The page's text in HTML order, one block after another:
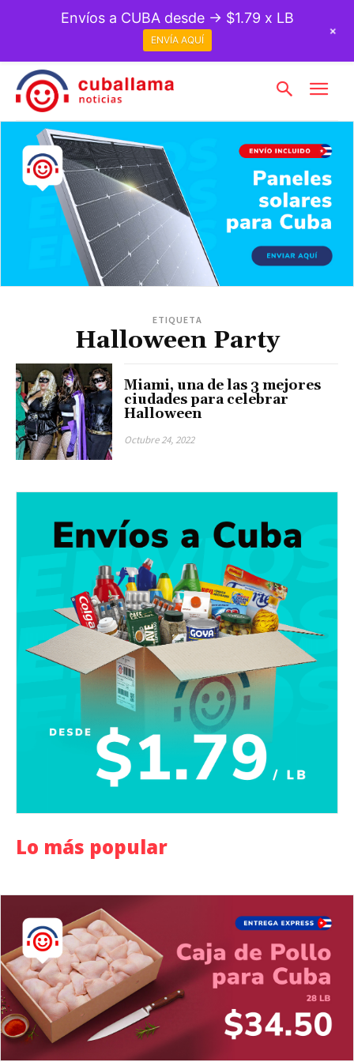
ETIQUETA
Halloween Party
Miami, una de las 3 mejores
ciudades para celebrar
Halloween
Octubre 24, 2022
Lo más popular
Envíos a CUBA desde → $1.79 x LB
ENVÍA AQUÍ
+